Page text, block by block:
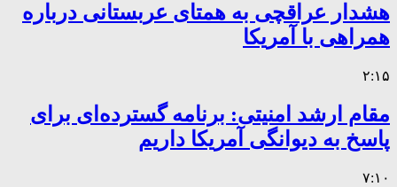
هشدار عراقچی به همتای عربستانی درباره
همراهی با آمریکا
۲:۱۵
مقام ارشد امنیتی: برنامه گسترده‌ای برای
پاسخ به دیوانگی آمریکا داریم
۷:۱۰